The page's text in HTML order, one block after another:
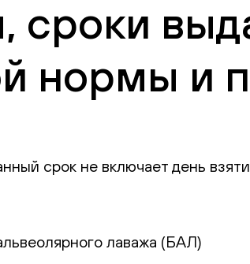
сроки
нормы и
срок не включает день
лаважа (БАЛ)